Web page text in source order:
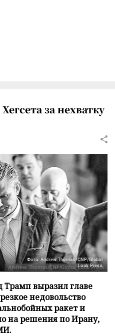
за нехватку
Фото: Andrew Thomas/CNP/Global
Look Press
выразил главе
недовольство
ракет и
на решения по Ирану,